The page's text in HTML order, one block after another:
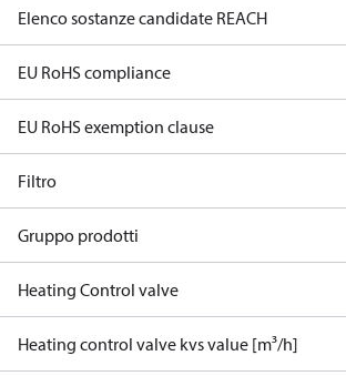
Elenco sostanze candidate REACH
EU RoHS compliance
EU RoHS exemption clause
Filtro
Gruppo prodotti
Heating Control valve
Heating control valve kvs value [m³/h]